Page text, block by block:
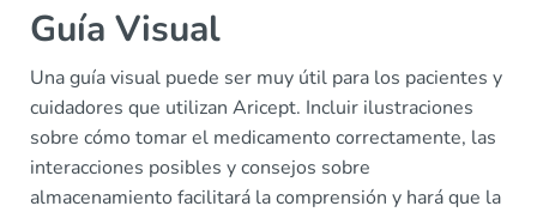
Guía Visual
Una guía visual puede ser muy útil para los pacientes y
cuidadores que utilizan Aricept. Incluir ilustraciones
sobre cómo tomar el medicamento correctamente, las
interacciones posibles y consejos sobre
almacenamiento facilitará la comprensión y hará que la